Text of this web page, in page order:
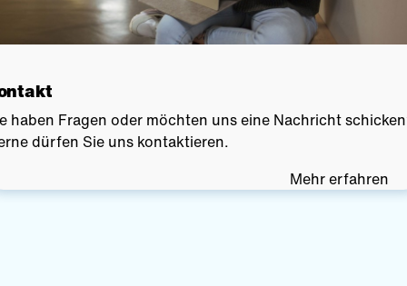
haben Fragen oder möchten uns eine Nachricht
dürfen Sie uns kontaktieren.
Mehr erfahren